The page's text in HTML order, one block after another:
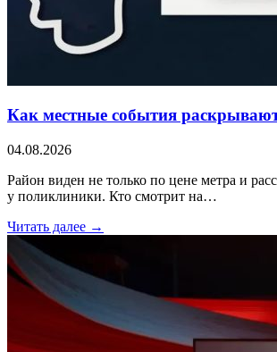
Как местные события
04.08.2026
Район виден не только по цене метра и
у поликлиники. Кто смотрит на…
Читать далее →